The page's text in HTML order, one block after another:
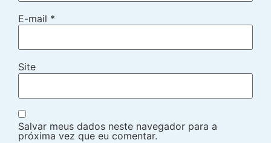
E-mail *
Site
Salvar meus dados neste navegador para a
próxima vez que eu comentar.